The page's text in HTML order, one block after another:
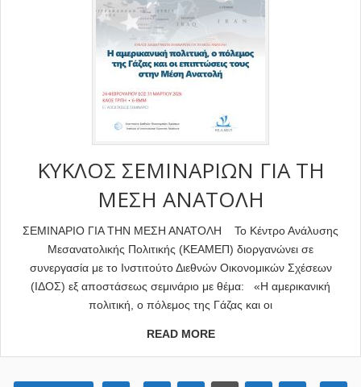
ΚΥΚΛΟΣ ΣΕΜΙΝΑΡΙΩΝ ΓΙΑ ΤΗ
ΜΕΣΗ ΑΝΑΤΟΛΗ
ΣΕΜΙΝΑΡΙΟ ΓΙΑ ΤΗΝ ΜΕΣΗ ΑΝΑΤΟΛΗ Το Κέντρο Ανάλυσης
Μεσανατολικής Πολιτικής (ΚΕΑΜΕΠ) διοργανώνει σε
συνεργασία με το Ινστιτούτο Διεθνών Οικονομικών Σχέσεων
(ΙΔΟΣ) εξ αποστάσεως σεμινάριο με θέμα: «Η αμερικανική
πολιτική, ο πόλεμος της Γάζας και οι
READ MORE